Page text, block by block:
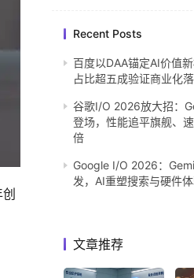
Recent Posts
百度以DAA锚定AI价值
占比超五成验证商业化
谷歌I/O 2026放大招：
登场，性能追平旗舰、
倍
Google I/O 2026：
发，AI重塑搜索与硬件
文章推荐